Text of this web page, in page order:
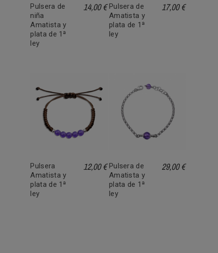
Pulsera de
niña
Amatista y
plata de 1ª
ley
14,00 € Pulsera de
Amatista y
plata de 1ª
ley
17,00 €
Pulsera
Amatista y
plata de 1ª
ley
12,00 € Pulsera de
Amatista y
plata de 1ª
ley
29,00 €